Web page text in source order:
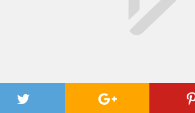
Twitter
Google